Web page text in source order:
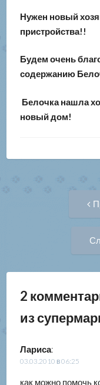
Нужен новый
пристройства!!
Будем очень
содержанию
Белочка нашла
новый дом!
2
из
Лариса:
03.03.2010 в 06:25
как можно помочь